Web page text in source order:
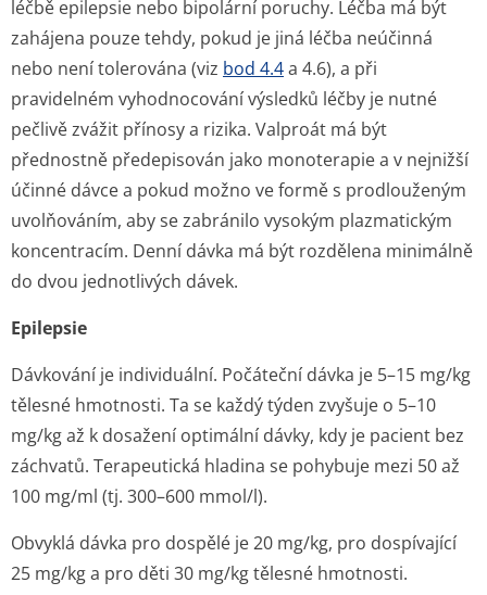
léčbě epilepsie nebo bipolární poruchy. Léčba má být
zahájena pouze tehdy, pokud je jiná léčba neúčinná
nebo není tolerována (viz bod 4.4a 4.6), a při
pravidelném vyhodnocování výsledků léčby je nutné
pečlivě zvážit přínosy a rizika. Valproát má být
přednostně předepisován jako monoterapie a v nejnižší
účinné dávce a pokud možno ve formě s prodlouženým
uvolňováním, aby se zabránilo vysokým plazmatickým
koncentracím. Denní dávka má být rozdělena minimálně
do dvou jednotlivých dávek.
Epilepsie
Dávkování je individuální. Počáteční dávka je 5–15 mg/kg
tělesné hmotnosti. Ta se každý týden zvyšuje o 5–10
mg/kg až k dosažení optimální dávky, kdy je pacient bez
záchvatů. Terapeutická hladina se pohybuje mezi 50 až
100 mg/ml (tj. 300–600 mmol/l).
Obvyklá dávka pro dospělé je 20 mg/kg, pro dospívající
25 mg/kg a pro děti 30 mg/kg tělesné hmotnosti.